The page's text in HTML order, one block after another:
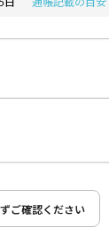
日 通帳記載の目安
ご確認ください